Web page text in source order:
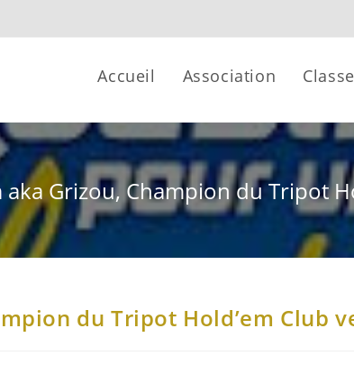
Accueil Association
aka Grizou, Champion du Tripot
du Tripot Hold’em Club